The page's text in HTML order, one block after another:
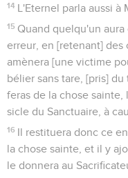
14 L'Eternel parla aussi à
15 Quand quelqu'un
erreur, en [retenant] des
amènera [une victime
bélier sans tare, [pris]
feras de la chose
sicle du Sanctuaire, à
16 Il restituera donc ce
la chose sainte, et il y
le donnera au